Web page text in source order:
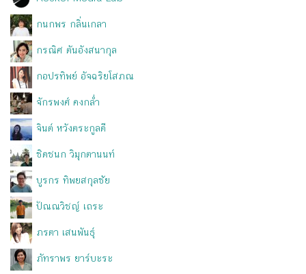
กนกพร กลิ่นเกลา
กรณิศ ตันอังสนากุล
กอปรทิพย์ อัจฉริยโสภณ
จักรพงศ์ คงกล่ำ
จินต์ หวังตระกูลดี
ชิดชนก วิมุกตานนท์
บูรกร ทิพยสกุลชัย
ปัณณวิชญ์ เถระ
ภรตา เสนพันธุ์
ภัทราพร ยาร์บะระ